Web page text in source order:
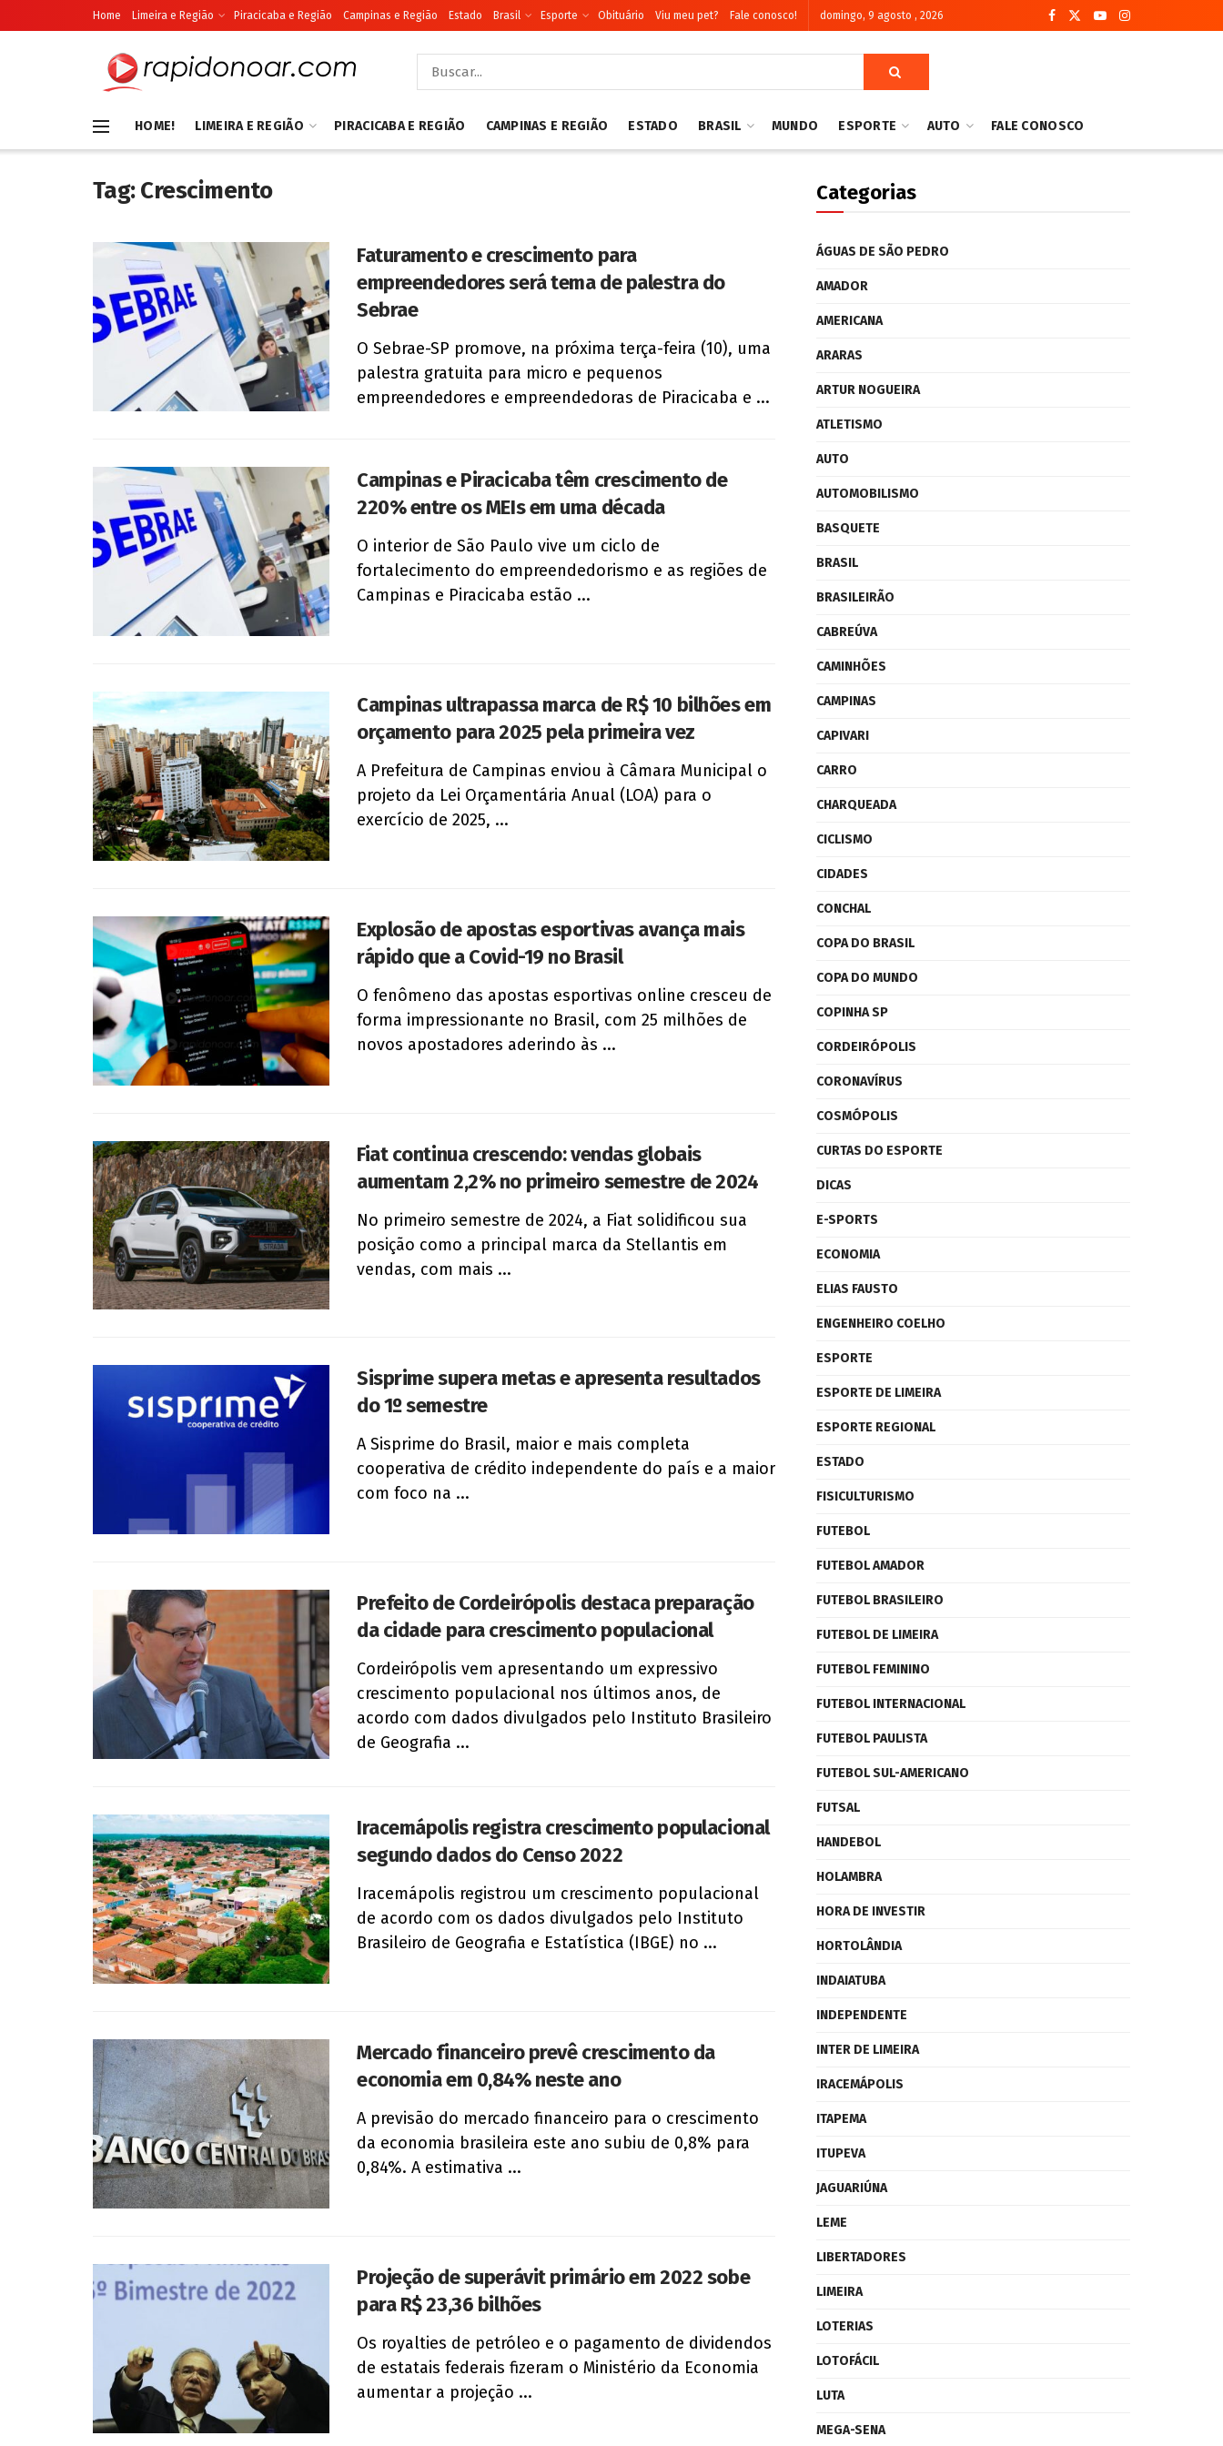
Home Limeira e Região Piracicaba e Região Campinas e Região Estado Brasil Esporte Obituário Viu meu pet? Fale conosco! domingo, 9 agosto , 2026
HOME! LIMEIRA E REGIÃO PIRACICABA E REGIÃO CAMPINAS E REGIÃO ESTADO BRASIL MUNDO ESPORTE AUTO FALE CONOSCO
Tag:Crescimento
Faturamento e crescimento para
empreendedores será tema de palestra do
Sebrae
O Sebrae-SP promove, na próxima terça-feira (10), uma
palestra gratuita para micro e pequenos
empreendedores e empreendedoras de Piracicaba e ...
Campinas e Piracicaba têm crescimento de
220% entre os MEIs em uma década
O interior de São Paulo vive um ciclo de
fortalecimento do empreendedorismo e as regiões de
Campinas e Piracicaba estão ...
Campinas ultrapassa marca de R$ 10 bilhões em
orçamento para 2025 pela primeira vez
A Prefeitura de Campinas enviou à Câmara Municipal o
projeto da Lei Orçamentária Anual (LOA) para o
exercício de 2025, ...
Explosão de apostas esportivas avança mais
rápido que a Covid-19 no Brasil
O fenômeno das apostas esportivas online cresceu de
forma impressionante no Brasil, com 25 milhões de
novos apostadores aderindo às ...
Fiat continua crescendo: vendas globais
aumentam 2,2% no primeiro semestre de 2024
No primeiro semestre de 2024, a Fiat solidificou sua
posição como a principal marca da Stellantis em
vendas, com mais ...
Sisprime supera metas e apresenta resultados
do 1º semestre
A Sisprime do Brasil, maior e mais completa
cooperativa de crédito independente do país e a maior
com foco na ...
Prefeito de Cordeirópolis destaca preparação
da cidade para crescimento populacional
Cordeirópolis vem apresentando um expressivo
crescimento populacional nos últimos anos, de
acordo com dados divulgados pelo Instituto Brasileiro
de Geografia ...
Iracemápolis registra crescimento populacional
segundo dados do Censo 2022
Iracemápolis registrou um crescimento populacional
de acordo com os dados divulgados pelo Instituto
Brasileiro de Geografia e Estatística (IBGE) no ...
Mercado financeiro prevê crescimento da
economia em 0,84% neste ano
A previsão do mercado financeiro para o crescimento
da economia brasileira este ano subiu de 0,8% para
0,84%. A estimativa ...
Projeção de superávit primário em 2022 sobe
para R$ 23,36 bilhões
Os royalties de petróleo e o pagamento de dividendos
de estatais federais fizeram o Ministério da Economia
aumentar a projeção ...
Categorias
ÁGUAS DE SÃO PEDRO
AMADOR
AMERICANA
ARARAS
ARTUR NOGUEIRA
ATLETISMO
AUTO
AUTOMOBILISMO
BASQUETE
BRASIL
BRASILEIRÃO
CABREÚVA
CAMINHÕES
CAMPINAS
CAPIVARI
CARRO
CHARQUEADA
CICLISMO
CIDADES
CONCHAL
COPA DO BRASIL
COPA DO MUNDO
COPINHA SP
CORDEIRÓPOLIS
CORONAVÍRUS
COSMÓPOLIS
CURTAS DO ESPORTE
DICAS
E-SPORTS
ECONOMIA
ELIAS FAUSTO
ENGENHEIRO COELHO
ESPORTE
ESPORTE DE LIMEIRA
ESPORTE REGIONAL
ESTADO
FISICULTURISMO
FUTEBOL
FUTEBOL AMADOR
FUTEBOL BRASILEIRO
FUTEBOL DE LIMEIRA
FUTEBOL FEMININO
FUTEBOL INTERNACIONAL
FUTEBOL PAULISTA
FUTEBOL SUL-AMERICANO
FUTSAL
HANDEBOL
HOLAMBRA
HORA DE INVESTIR
HORTOLÂNDIA
INDAIATUBA
INDEPENDENTE
INTER DE LIMEIRA
IRACEMÁPOLIS
ITAPEMA
ITUPEVA
JAGUARIÚNA
LEME
LIBERTADORES
LIMEIRA
LOTERIAS
LOTOFÁCIL
LUTA
MEGA-SENA